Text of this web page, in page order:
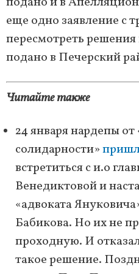
еще одно заявление с
пересмотреть
подано в Печерский
Читайте также
24 января нардепы
солидарности»
встретиться с и.о
Венедиктовой и
«адвоката
Бабикова. Но их не
проходную. И
такое решение.